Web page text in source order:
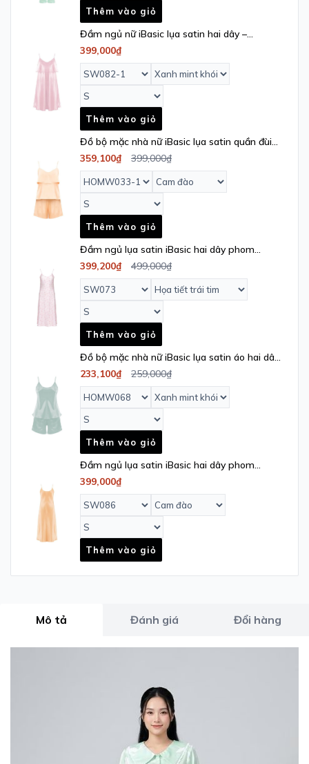
Thêm vào giỏ
Đầm ngủ nữ iBasic lụa satin hai dây –
SW082_1
399,000₫
Thêm vào giỏ
Đồ bộ mặc nhà nữ iBasic lụa satin quần đùi
áo hai dây - HOMW033_1
359,100₫ 399,000₫
Thêm vào giỏ
Đầm ngủ lụa satin iBasic hai dây phom
suông dài họa tiết Love - SW073
399,200₫ 499,000₫
Thêm vào giỏ
Đồ bộ mặc nhà nữ iBasic lụa satin áo hai dây
quần đùi – HOMW068
233,100₫ 259,000₫
Thêm vào giỏ
Đầm ngủ lụa satin iBasic hai dây phom
suông dài - SW086
399,000₫
Thêm vào giỏ
Mô tả Đánh giá Đổi hàng